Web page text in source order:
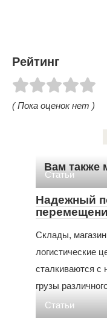
Рейтинг
( Пока оценок нет )
Вам также
Статьи
Надежный
Склады,
логистические
сталкиваются с
грузы
Статьи